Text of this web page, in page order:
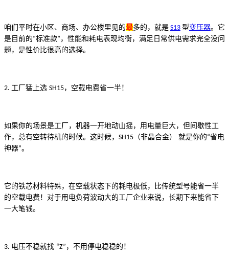
咱们平时在小区、商场、办公楼里见的最多的，就是 S13 型变压器。它
是目前的“标准款” ，性能和耗电表现均衡，满足日常供电需求完全没问
题，是性价比很高的选择。
2. 工厂猛上选 SH15，空载电费省一半！
如果你的场景是工厂，机器一开地动山摇，用电量巨大，但间歇性工
作，总有空转待机的时候。这时候， SH15 （非晶合金） 就是你的“省电
神器”。
它的铁芯材料特殊，在空载状态下的耗电极低，比传统型号能省一半
的空载电费！对于用电负荷波动大的工厂企业来说，长期下来能省下
一大笔钱。
3. 电压不稳就找 “Z” ，不用停电稳稳的！